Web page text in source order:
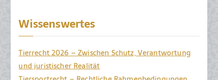
9
Wissenswertes
Tierrecht 2026 – Zwischen Schutz, Verantwortung
und juristischer Realität